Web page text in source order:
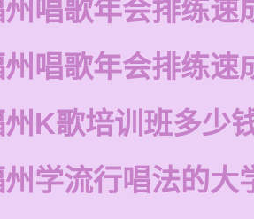
唱歌年会排练速
唱歌年会排练速
K歌培训班多少
学流行唱法的大